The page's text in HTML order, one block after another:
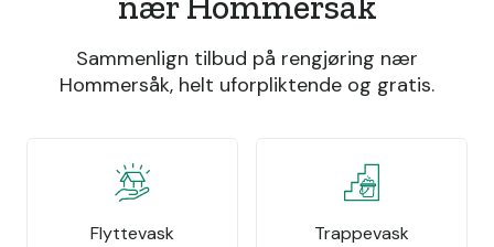
Sammenlign tilbud på rengjøring nær
Hommersåk, helt uforpliktende og gratis.
Flyttevask Trappevask